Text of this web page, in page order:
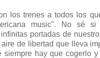
los trenes a todos los
music". No sé
portadas de
de libertad que lleva
siempre hay que cogerlo